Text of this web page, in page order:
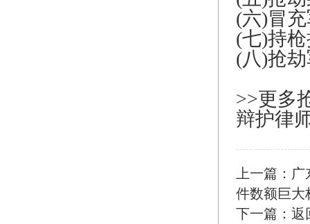
(六)冒
(七)持
(八)抢
>>更多
辩护律
上一篇： 广
件数额巨大
下一篇： 返